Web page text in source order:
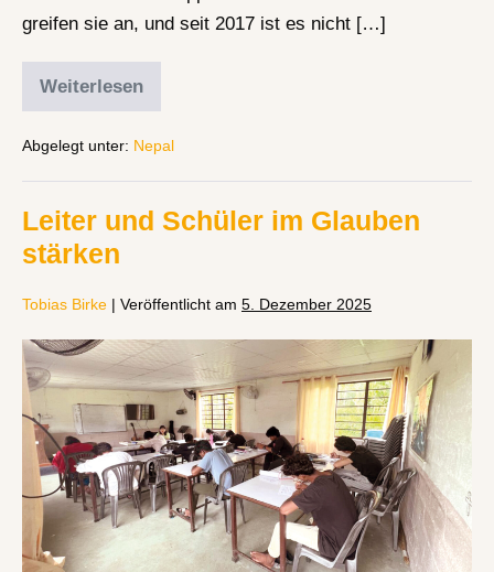
greifen sie an, und seit 2017 ist es nicht […]
Weiterlesen
Abgelegt unter: Nepal
Leiter und Schüler im Glauben
stärken
Tobias Birke | Veröffentlicht am 5. Dezember 2025